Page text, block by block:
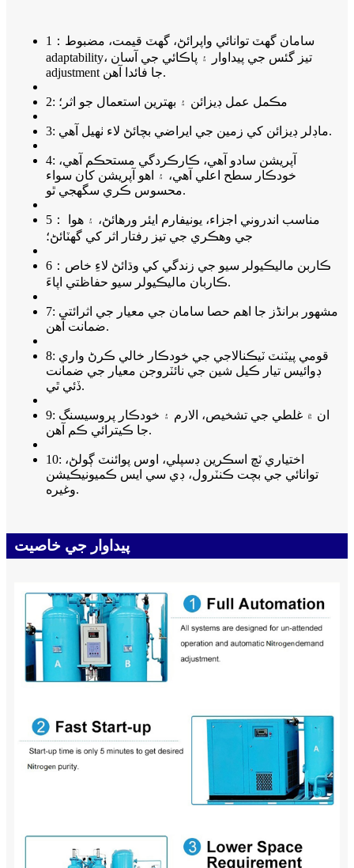
1：سامان گهٽ توانائي واپرائڻ، گهٽ قيمت، مضبوط
adaptability، تيز گئس جي پيداوار ۽ پاڪائي جي آسان
adjustment جا فائدا آهن.
2: مڪمل عمل ڊيزائن ۽ بهترين استعمال جو اثر؛
3: ماڊلر ڊيزائن کي زمين جي ايراضي بچائڻ لاء ٺهيل آهي.
4: آپريشن سادو آهي، ڪارڪردگي مستحڪم آهي،
خودڪار سطح اعلي آهي، ۽ اهو آپريشن کان سواء
محسوس ڪري سگهجي ٿو.
5： مناسب اندروني اجزاء، يونيفارم ايئر ورهائڻ، ۽ هوا
جي وهڪري جي تيز رفتار اثر کي گھٽائڻ؛
6：ڪاربن ماليڪيولر سيو جي زندگي کي وڌائڻ لاءِ خاص
ڪاربان ماليڪيولر سيو حفاظتي اپاءَ.
7: مشهور برانڈز جا اهم حصا سامان جي معيار جي اثرائتي
ضمانت آهن.
8: قومي پيٽنٽ ٽيڪنالاجي جي خودڪار خالي ڪرڻ واري
ڊوائيس تيار ڪيل شين جي نائٽروجن معيار جي ضمانت
ڏئي ٿي.
9: ان ۾ غلطي جي تشخيص، الارم ۽ خودڪار پروسيسنگ
جا ڪيترائي ڪم آهن.
10: اختياري ٽچ اسڪرين ڊسپلي، اوس پوائنٽ ڳولڻ،
توانائي جي بچت ڪنٽرول، ڊي سي ايس ڪميونيڪيشن
وغيره.
پيداوار جي خاصيت